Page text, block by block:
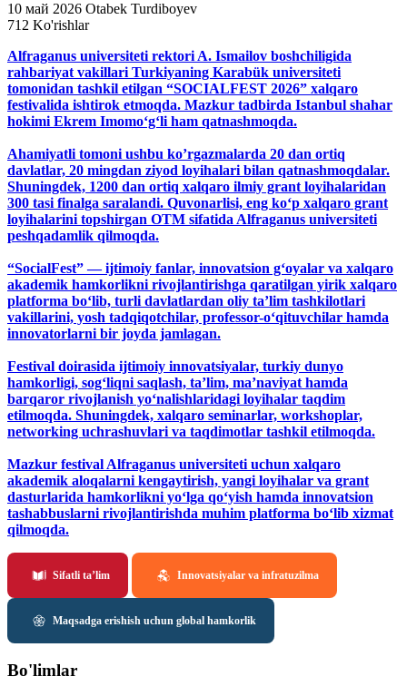
10 май 2026 Otabek Turdiboyev
712 Ko'rishlar
Alfraganus universiteti rektori A. Ismailov boshchiligida
rahbariyat vakillari Turkiyaning Karabük universiteti
tomonidan tashkil etilgan “SOCIALFEST 2026” xalqaro
festivalida ishtirok etmoqda. Mazkur tadbirda Istanbul shahar
hokimi Ekrem Imomoʻgʻli ham qatnashmoqda.
Ahamiyatli tomoni ushbu ko’rgazmalarda 20 dan ortiq
davlatlar, 20 mingdan ziyod loyihalari bilan qatnashmoqdalar.
Shuningdek, 1200 dan ortiq xalqaro ilmiy grant loyihalaridan
300 tasi finalga saralandi. Quvonarlisi, eng ko‘p xalqaro grant
loyihalarini topshirgan OTM sifatida Alfraganus universiteti
peshqadamlik qilmoqda.
“SocialFest” — ijtimoiy fanlar, innovatsion g‘oyalar va xalqaro
akademik hamkorlikni rivojlantirishga qaratilgan yirik xalqaro
platforma bo‘lib, turli davlatlardan oliy ta’lim tashkilotlari
vakillarini, yosh tadqiqotchilar, professor-o‘qituvchilar hamda
innovatorlarni bir joyda jamlagan.
Festival doirasida ijtimoiy innovatsiyalar, turkiy dunyo
hamkorligi, sog‘liqni saqlash, ta’lim, ma’naviyat hamda
barqaror rivojlanish yo‘nalishlaridagi loyihalar taqdim
etilmoqda. Shuningdek, xalqaro seminarlar, workshoplar,
networking uchrashuvlari va taqdimotlar tashkil etilmoqda.
Mazkur festival Alfraganus universiteti uchun xalqaro
akademik aloqalarni kengaytirish, yangi loyihalar va grant
dasturlarida hamkorlikni yo‘lga qo‘yish hamda innovatsion
tashabbuslarni rivojlantirishda muhim platforma bo‘lib xizmat
qilmoqda.
Sifatli ta’lim Innovatsiyalar va infratuzilma
Maqsadga erishish uchun global hamkorlik
Bo'limlar